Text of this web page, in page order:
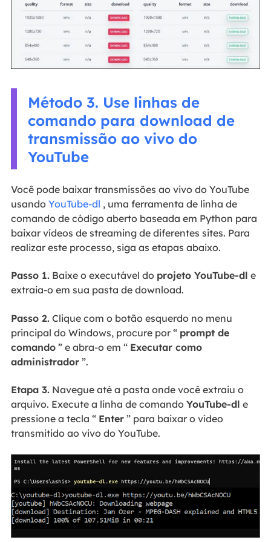
Método 3. Use linhas de
comando para download de
transmissão ao vivo do
YouTube
Você pode baixar transmissões ao vivo do YouTube
usando YouTube-dl , uma ferramenta de linha de
comando de código aberto baseada em Python para
baixar vídeos de streaming de diferentes sites. Para
realizar este processo, siga as etapas abaixo.
Passo 1.Baixe o executável do projeto YouTube-dl e
extraia-o em sua pasta de download.
Passo 2.Clique com o botão esquerdo no menu
principal do Windows, procure por “ prompt de
comando” e abra-o em “ Executar como
administrador”.
Etapa 3.Navegue até a pasta onde você extraiu o
arquivo. Execute a linha de comando YouTube-dl e
pressione a tecla “ Enter” para baixar o vídeo
transmitido ao vivo do YouTube.